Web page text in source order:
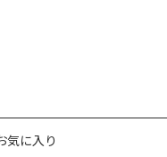
気に入り